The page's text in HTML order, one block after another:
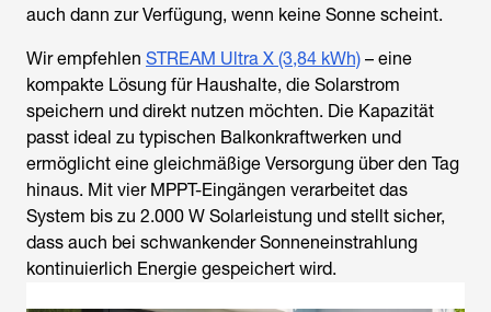
auch dann zur Verfügung, wenn keine Sonne scheint.
Wir empfehlen STREAM Ultra X (3,84 kWh) – eine
kompakte Lösung für Haushalte, die Solarstrom
speichern und direkt nutzen möchten. Die Kapazität
passt ideal zu typischen Balkonkraftwerken und
ermöglicht eine gleichmäßige Versorgung über den Tag
hinaus. Mit vier MPPT-Eingängen verarbeitet das
System bis zu 2.000 W Solarleistung und stellt sicher,
dass auch bei schwankender Sonneneinstrahlung
kontinuierlich Energie gespeichert wird.